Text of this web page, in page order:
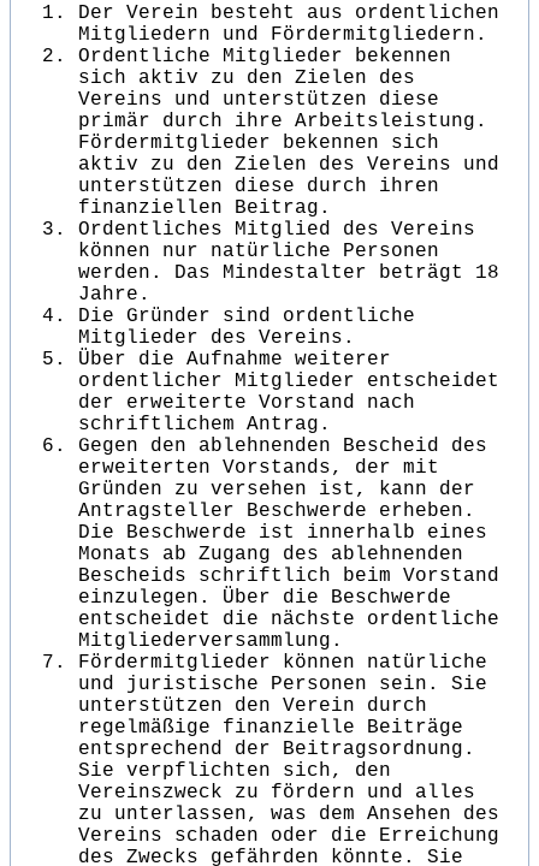
Der Verein besteht aus ordentlichen
Mitgliedern und Fördermitgliedern.
Ordentliche Mitglieder bekennen
sich aktiv zu den Zielen des
Vereins und unterstützen diese
primär durch ihre Arbeitsleistung.
Fördermitglieder bekennen sich
aktiv zu den Zielen des Vereins und
unterstützen diese durch ihren
finanziellen Beitrag.
Ordentliches Mitglied des Vereins
können nur natürliche Personen
werden. Das Mindestalter beträgt 18
Jahre.
Die Gründer sind ordentliche
Mitglieder des Vereins.
Über die Aufnahme weiterer
ordentlicher Mitglieder entscheidet
der erweiterte Vorstand nach
schriftlichem Antrag.
Gegen den ablehnenden Bescheid des
erweiterten Vorstands, der mit
Gründen zu versehen ist, kann der
Antragsteller Beschwerde erheben.
Die Beschwerde ist innerhalb eines
Monats ab Zugang des ablehnenden
Bescheids schriftlich beim Vorstand
einzulegen. Über die Beschwerde
entscheidet die nächste ordentliche
Mitgliederversammlung.
Fördermitglieder können natürliche
und juristische Personen sein. Sie
unterstützen den Verein durch
regelmäßige finanzielle Beiträge
entsprechend der Beitragsordnung.
Sie verpflichten sich, den
Vereinszweck zu fördern und alles
zu unterlassen, was dem Ansehen des
Vereins schaden oder die Erreichung
des Zwecks gefährden könnte. Sie